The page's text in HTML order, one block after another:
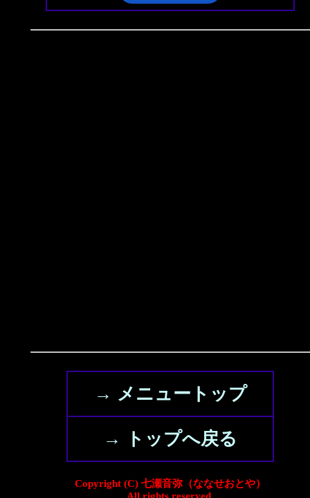
→ メニュートップ
→ トップへ戻る
Copyright (C) 七瀬音弥（ななせおとや）